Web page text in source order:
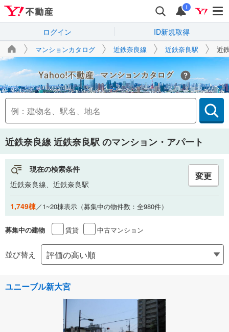
i
ログイン ID新規取得
マンションカタログ 近鉄奈良線 近鉄奈良駅 近
Yahoo!不動産
近鉄奈良線 近鉄奈良駅のマンション・アパート
現在の検索条件
近鉄奈良線、近鉄奈良駅
変更
1,749棟／1~20棟表示（募集中の物件数：全980件）
募集中の建物 賃貸 中古マンション
並び替え
ユニーブル新大宮